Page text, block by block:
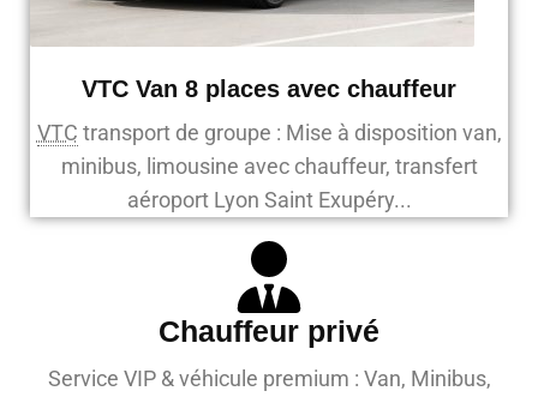
VTC Van 8 places avec chauffeur
VTC transport de groupe : Mise à disposition van,
minibus, limousine avec chauffeur, transfert
aéroport Lyon Saint Exupéry...
Chauffeur privé
Service VIP & véhicule premium : Van, Minibus,